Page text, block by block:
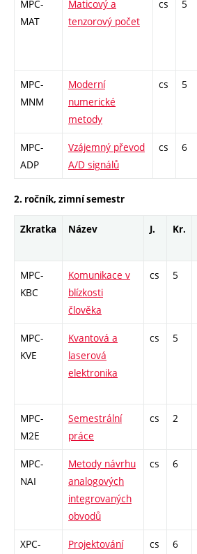
MPC-
MAT
Maticový a
tenzorový počet
cs 5
MPC-
MNM
Moderní
numerické
metody
cs 5
MPC-
ADP
Vzájemný převod
A/D signálů
cs 6
2. ročník, zimní semestr
Zkratka Název J. Kr.
MPC-
KBC
Komunikace v
blízkosti
člověka
cs 5
MPC-
KVE
Kvantová a
laserová
elektronika
cs 5
MPC-
M2E
Semestrální
práce
cs 2
MPC-
NAI
Metody návrhu
analogových
integrovaných
obvodů
cs 6
XPC-
Projektování
cs 6